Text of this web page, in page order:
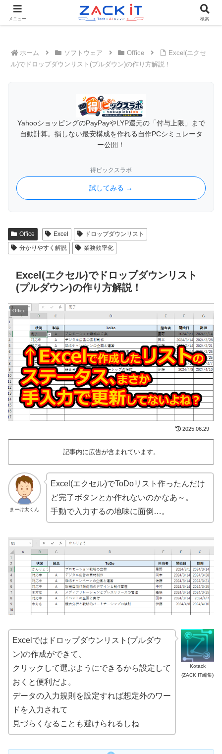
Tech×AIメディア『ZACK IT - 未来をもっと身近に』
ホーム ソフトウェア Office
Excel(エクセ
ル)でドロップダウンリスト(プルダウン)の作り方解説！
YahooショッピングのPayPayやLYP還元の「付与上限」まで
自動計算。損しない最安構成を作れる自作PCシミュレータ
ー公開！
得ピックスラボ
試してみる →
Office Excel
ドロップダウンリスト
分かりやすく解説
業務効率化
Excel(エクセル)でドロップダウンリスト
(プルダウン)の作り方解説！
Office
2025.06.29
記事内に広告が含まれています。
まーけ太くん
Excel(エクセル)でToDoリスト作ったんだけ
ど完了ボタンとか作れないのかなあ～。
手動で入力するの地味に面倒…。
Kotack
(ZACK IT編集)
Excelではドロップダウンリスト(プルダウ
ン)の作成ができて、
クリックして選ぶようにできるから設定して
おくと便利だよ。
データの入力規則を設定すれば想定外のワー
ドを入力されて
見づらくなることも避けられるしね
メニュー 検索